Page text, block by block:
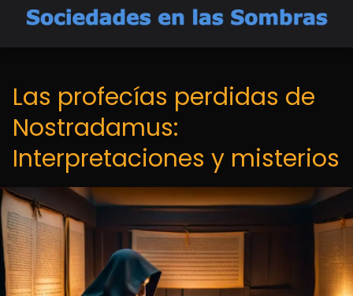
Las profecías perdidas de
Nostradamus:
Interpretaciones y misterios